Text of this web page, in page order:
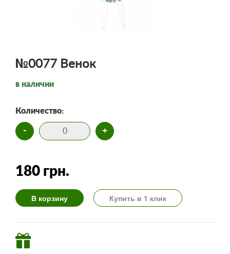
№0077 Венок
в наличии
Количество:
- +
180 грн.
В корзину Купить в 1 клик